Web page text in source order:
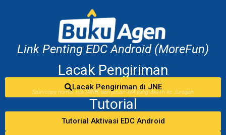
Link Penting EDC Android (MoreFun)
Lacak Pengiriman
Lacak Pengiriman di JNE
Salin/copy nomor resi (AWB) dari pesan WA yang dikirim ke Juragan
Tutorial
Tutorial Aktivasi EDC Android